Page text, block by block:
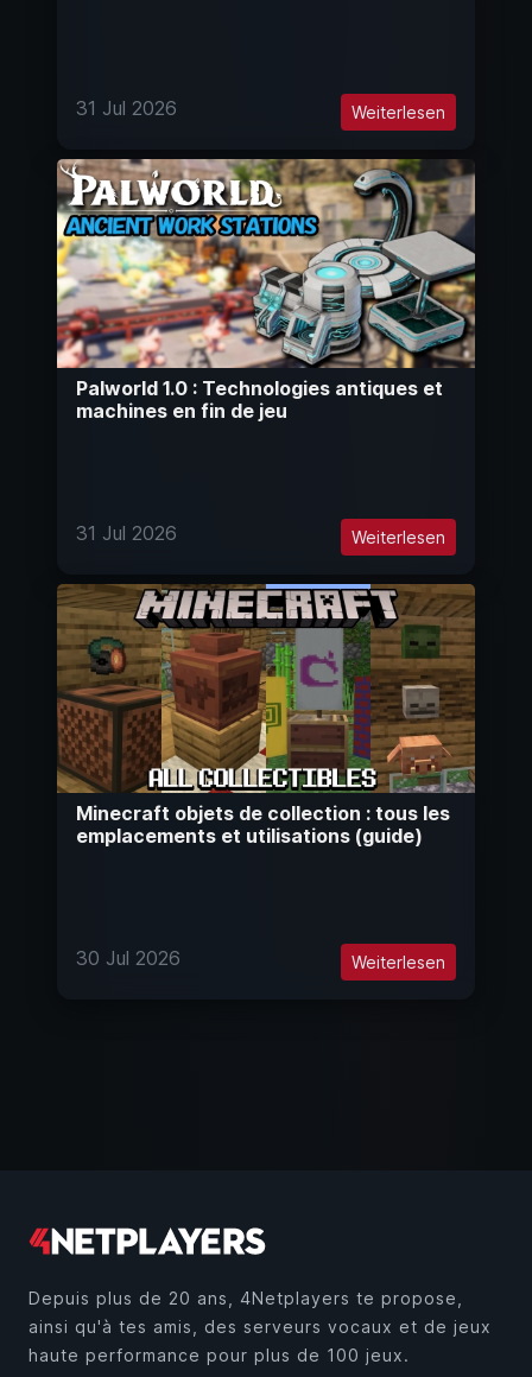
31 Jul 2026 Weiterlesen
Palworld 1.0 : Technologies antiques et
machines en fin de jeu
31 Jul 2026 Weiterlesen
Minecraft objets de collection : tous les
emplacements et utilisations (guide)
30 Jul 2026 Weiterlesen
Depuis plus de 20 ans, 4Netplayers te propose,
ainsi qu'à tes amis, des serveurs vocaux et de jeux
haute performance pour plus de 100 jeux.